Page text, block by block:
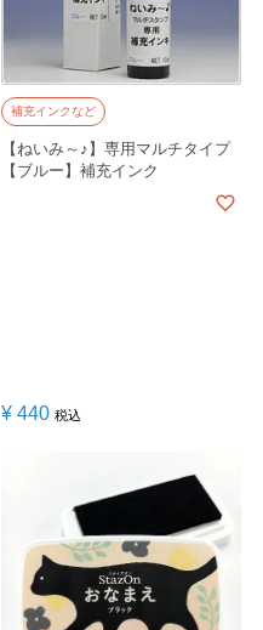
補充インクなど
【ねいみ～♪】専用マルチタイプ
【ブルー】補充インク
¥ 440 税込